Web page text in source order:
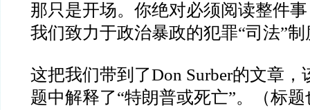
那只是开场。你绝对必须阅读整件
我们致力于政治暴政的犯罪“司法”制
这把我们带到了Don Surber的文章，
题中解释了“特朗普或死亡”。（标